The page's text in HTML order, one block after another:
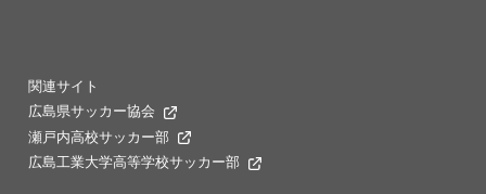
関連サイト
広島県サッカー協会
瀬戸内高校サッカー部
広島工業大学高等学校サッカー部